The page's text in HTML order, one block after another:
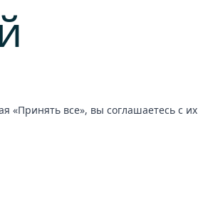
Пн-Пт: 8:00 - 18:00
«Принять все», вы соглашаетесь с их